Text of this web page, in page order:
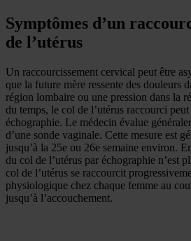
Symptômes d’un
de l’utérus
Un raccourcissement cervical peut être
que la future mère ressente des douleurs
région lombaire ou une pression dans la
du temps, le col de l’utérus raccourci
échographie. Le médecin évalue
d’une sonde vaginale. Cette mesure est
jusqu’à la 25e ou 26e semaine environ.
du col de l’utérus par échographie n’est
col de l’utérus se raccourcit
physiologique chez chaque femme au
jusqu’à l’accouchement.